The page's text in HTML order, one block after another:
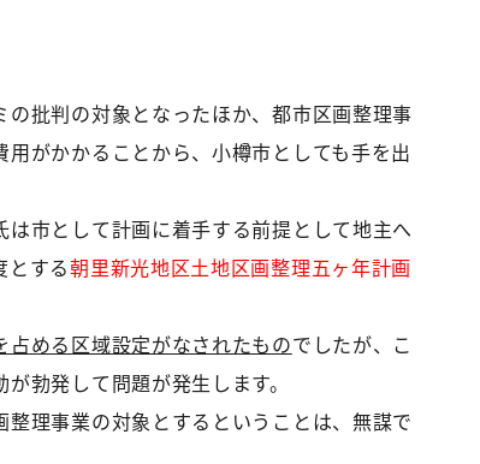
批判の対象となったほか、都市区画整理事
がかかることから、小樽市としても手を出
は市として計画に着手する前提として地主へ
とする朝里新光地区土地区画整理五ヶ年計画
める区域設定がなされたものでしたが、こ
勃発して問題が発生します。
理事業の対象とするということは、無謀で